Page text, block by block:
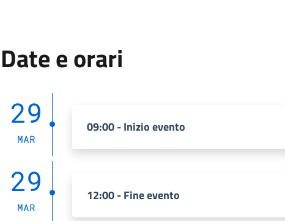
Date e orari
29
MAR
09:00 - Inizio evento
29
MAR
12:00 - Fine evento